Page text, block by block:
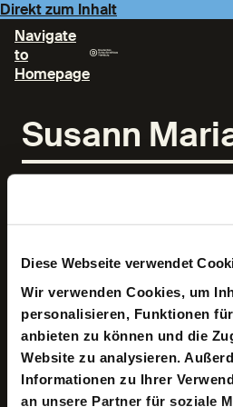
Diese Webseite verwendet
Wir verwenden Cookies, um
personalisieren, Funktionen
anbieten zu können und die
Website zu analysieren.
Informationen zu Ihrer
an unsere Partner für soziale
Direkt zum Inhalt
Navigate
to
Homepage
Susann
Susann Maria Hempel, 1983
studierte Mediengestaltung an
Weimar. Für ihre
Stipendien und
Deutschen Kurzfilmpreis 2014
Experimentalfilm) und den
Internationalen Kurzfilmfestival